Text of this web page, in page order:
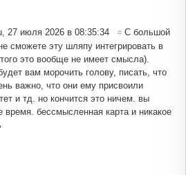
27 июля 2026 в 08:35:34 # С большой
сможете эту шляпу интегрировать в
это вообще не имеет смысла).
вам морочить голову, писать, что
важно, что они ему присвоили
и тд. но кончится это ничем. вы
время. бессмысленная карта и никакое